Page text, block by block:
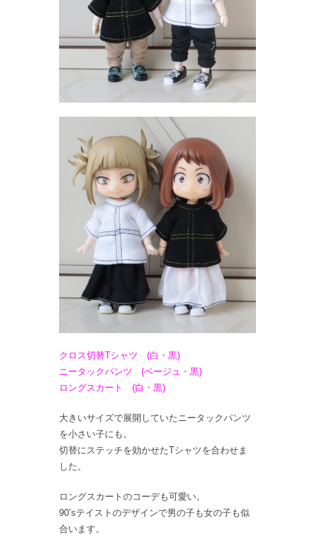
クロス切替Tシャツ (白・黒)
ニータックパンツ (ベージュ・黒)
ロングスカート (白・黒)
大きいサイズで展開していたニータックパンツ
を小さい子にも。
切替にステッチを効かせたTシャツを合わせま
した。
ロングスカートのコーデも可愛い。
90’sテイストのデザインで男の子も女の子も似
合います。